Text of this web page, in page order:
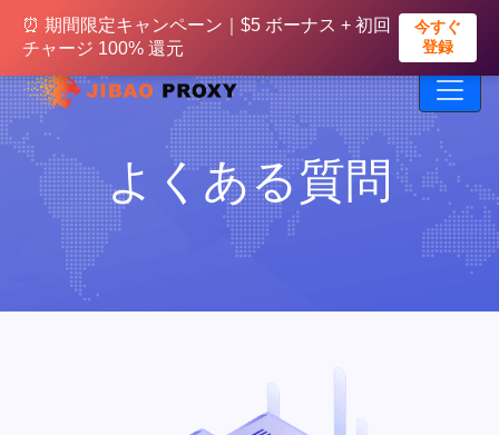
⏰ まもなく終了｜500MBの無料トラフィック
+ 初回入金20%ボーナス実施中
今すぐ受
け取る
⏰ 期間限定キャンペーン｜$5 ボーナス + 初回
チャージ 100% 還元
今すぐ
登録
よくある質問